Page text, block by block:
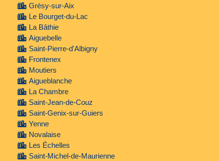
Grésy-sur-Aix
Le Bourget-du-Lac
La Bâthie
Aiguebelle
Saint-Pierre-d'Albigny
Frontenex
Moutiers
Aigueblanche
La Chambre
Saint-Jean-de-Couz
Saint-Genix-sur-Guiers
Yenne
Novalaise
Les Échelles
Saint-Michel-de-Maurienne